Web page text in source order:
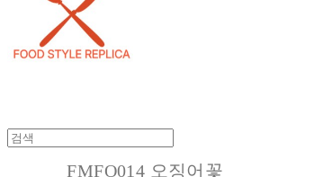
FMFO014 오징어꽃